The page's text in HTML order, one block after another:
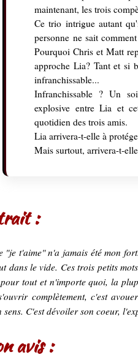
maintenant, les trois
Ce trio intrigue autant
personne ne sait
Pourquoi Chris et Matt
approche Lia? Tant et si
infranchissable...
Infranchissable ? Un
explosive entre Lia et
quotidien des trois amis.
Lia arrivera-t-elle à
Mais surtout, arrivera-t-
:
"je t'aime" n'a jamais été mon
dans le vide. Ces trois petits
tout et n'importe quoi, la
complètement, c'est
sens. C'est dévoiler son coeur,
avis :